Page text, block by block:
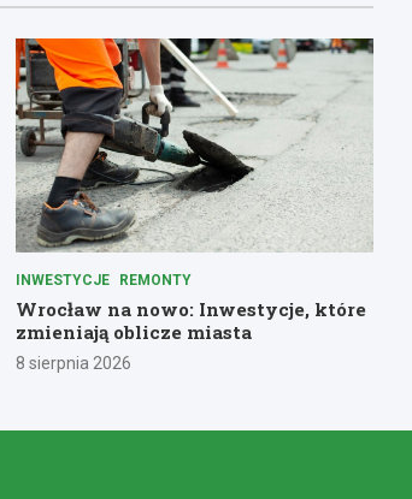
INWESTYCJE REMONTY
Wrocław na nowo: Inwestycje, które
zmieniają oblicze miasta
8 sierpnia 2026